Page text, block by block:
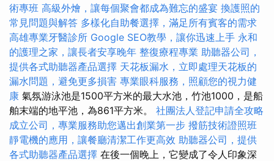
術專班 高級外燴，讓每個聚會都成為難忘的盛宴 換護照的
常見問題與解答 多樣化自助餐選擇，滿足所有賓客的需求
高雄專業牙醫診所 Google SEO教學，讓你迅速上手 永和
的護理之家，讓長者安享晚年 整復療程專業 助聽器公司，
提供各式助聽器產品選擇 天花板漏水，立即處理天花板的
漏水問題，避免更多損害 專業眼科服務，照顧您的視力健
康 氣氛游泳池是1500平方米的最大水池，竹池1000，是船
舶末端的地平池，為861平方米。 社團法人登記申請全攻略
成立公司，專業服務助您邁出創業第一步 撥筋技術證照班
靜電機的應用，讓餐廳清潔工作更高效 助聽器公司，提供
各式助聽器產品選擇 在後一個晚上，它變成了令人印象深